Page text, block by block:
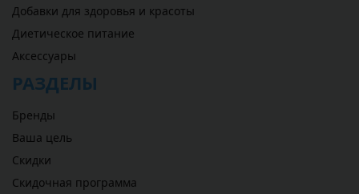
Добавки для здоровья и красоты
Диетическое питание
Аксессуары
РАЗДЕЛЫ
Бренды
Ваша цель
Скидки
Скидочная программа